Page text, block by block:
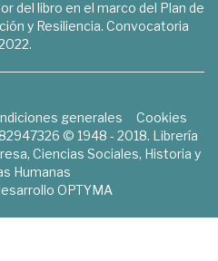
del libro en el marco del Plan de
y Resiliencia. Convocatoria
generales
Cookies
© 1948 - 2018. Librería
Ciencias Sociales, Historia y
Humanas
OPTYMA